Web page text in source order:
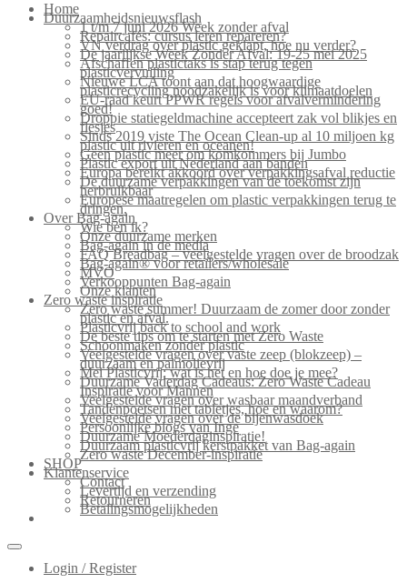
Home
Duurzaamheidsnieuwsflash
1 t/m 7 juni 2026 Week zonder afval
Repaircafés: cursus leren repareren?
VN verdrag over plastic geklapt, hoe nu verder?
De jaarlijkse Week Zonder Afval: 19-25 mei 2025
Afschaffen plastictaks is stap terug tegen
plasticvervuiling
Nieuwe LCA toont aan dat hoogwaardige
plasticrecycling noodzakelijk is voor klimaatdoelen
EU-raad keurt PPWR regels voor afvalvermindering
goed!
Droppie statiegeldmachine accepteert zak vol blikjes en
flesjes
Sinds 2019 viste The Ocean Clean-up al 10 miljoen kg
plastic uit rivieren en oceanen!
Geen plastic meer om komkommers bij Jumbo
Plastic export uit Nederland aan banden
Europa bereikt akkoord over verpakkingsafval reductie
De duurzame verpakkingen van de toekomst zijn
herbruikbaar
Europese maatregelen om plastic verpakkingen terug te
dringen.
Over Bag-again
Wie ben ik?
Onze duurzame merken
Bag-again in de media
FAQ Breadbag – veelgestelde vragen over de broodzak
Bag-again® voor retailers/wholesale
MVO
Verkooppunten Bag-again
Onze klanten
Zero waste inspiratie
Zero waste summer! Duurzaam de zomer door zonder
plastic en afval.
Plasticvrij back to school and work
De beste tips om te starten met Zero Waste
Schoonmaken zonder plastic
Veelgestelde vragen over vaste zeep (blokzeep) –
duurzaam en palmolievrij
Mei Plasticvrij: wat is het en hoe doe je mee?
Duurzame Vaderdag Cadeaus: Zero Waste Cadeau
Inspiratie voor Mannen
Veelgestelde vragen over wasbaar maandverband
Tandenpoetsen met tabletjes, hoe en waarom?
Veelgestelde vragen over de bijenwasdoek
Persoonlijke blogs van Inge
Duurzame Moederdaginspiratie!
Duurzaam plasticvrij kerstpakket van Bag-again
Zero waste December-inspiratie
SHOP
Klantenservice
Contact
Levertijd en verzending
Retourneren
Betalingsmogelijkheden
Login / Register